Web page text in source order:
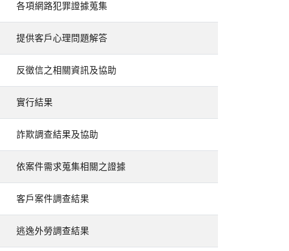
各項網路犯罪證據蒐集
提供客戶心理問題解答
反徵信之相關資訊及協助
實行結果
詐欺調查結果及協助
依案件需求蒐集相關之證據
客戶案件調查結果
逃逸外勞調查結果